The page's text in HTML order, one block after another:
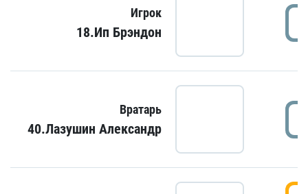
Игрок
18.Ип Брэндон
Вратарь
40.Лазушин Александр